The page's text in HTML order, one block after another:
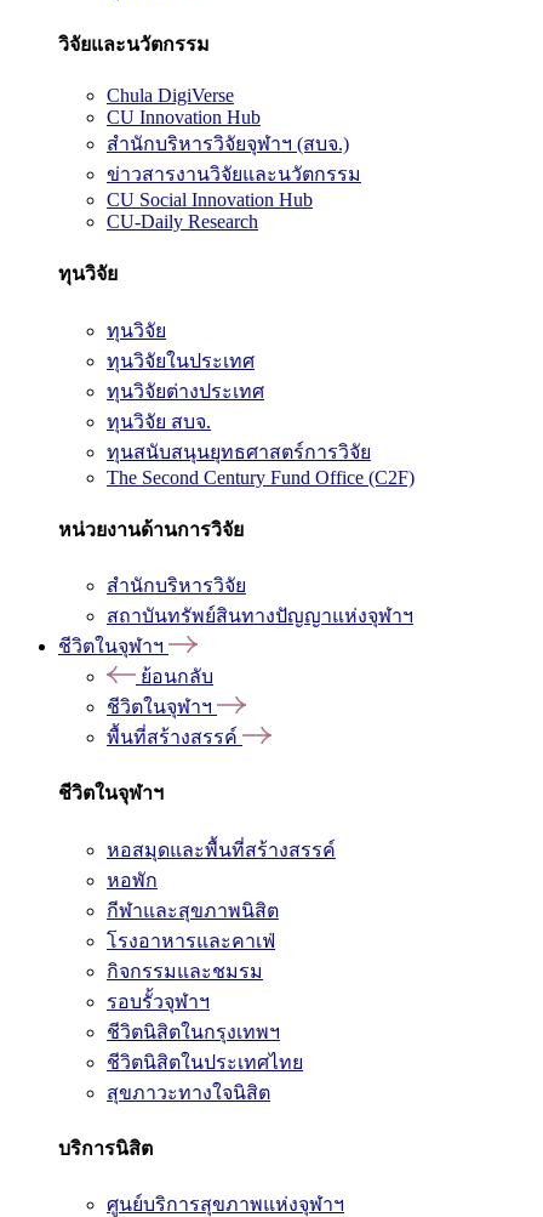
วิจัยและนวัตกรรม
Chula DigiVerse
CU Innovation Hub
สำนักบริหารวิจัยจุฬาฯ (สบจ.)
ข่าวสารงานวิจัยและนวัตกรรม
CU Social Innovation Hub
CU-Daily Research
ทุนวิจัย
ทุนวิจัย
ทุนวิจัยในประเทศ
ทุนวิจัยต่างประเทศ
ทุนวิจัย สบจ.
ทุนสนับสนุนยุทธศาสตร์การวิจัย
The Second Century Fund Office (C2F)
หน่วยงานด้านการวิจัย
สำนักบริหารวิจัย
สถาบันทรัพย์สินทางปัญญาแห่งจุฬาฯ
ชีวิตในจุฬาฯ
ย้อนกลับ
ชีวิตในจุฬาฯ
พื้นที่สร้างสรรค์
ชีวิตในจุฬาฯ
หอสมุดและพื้นที่สร้างสรรค์
หอพัก
กีฬาและสุขภาพนิสิต
โรงอาหารและคาเฟ่
กิจกรรมและชมรม
รอบรั้วจุฬาฯ
ชีวิตนิสิตในกรุงเทพฯ
ชีวิตนิสิตในประเทศไทย
สุขภาวะทางใจนิสิต
บริการนิสิต
ศูนย์บริการสุขภาพแห่งจุฬาฯ